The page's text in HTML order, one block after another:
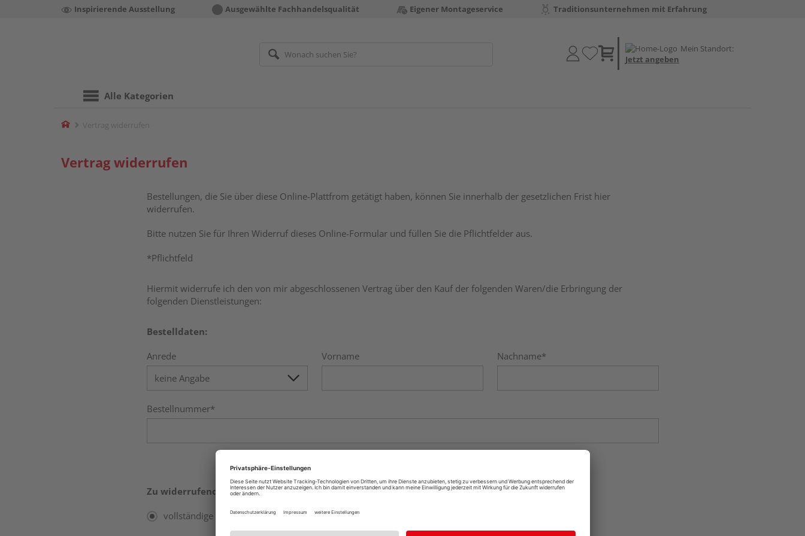
Inspirierende Ausstellung Ausgewählte Fachhandelsqualität Eigener Montageservice Traditionsunternehmen mit Erfahrung
Mein Standort:
Jetzt angeben
Alle Kategorien
Home
Vertrag widerrufen
Bestellungen, die Sie über diese Online-Plattfrom getätigt haben, können Sie innerhalb der gesetzlichen Frist hier
widerrufen.
Bitte nutzen Sie für Ihren Widerruf dieses Online-Formular und füllen Sie die Pflichtfelder aus.
*Pflichtfeld
Hiermit widerrufe ich den von mir abgeschlossenen Vertrag über den Kauf der folgenden Waren/die Erbringung der
folgenden Dienstleistungen:
Bestelldaten:
Anrede Vorname Nachname*
Bestellnummer*
Zu widerrufende Positionen:
vollständige Bestellung einzelne Artikel